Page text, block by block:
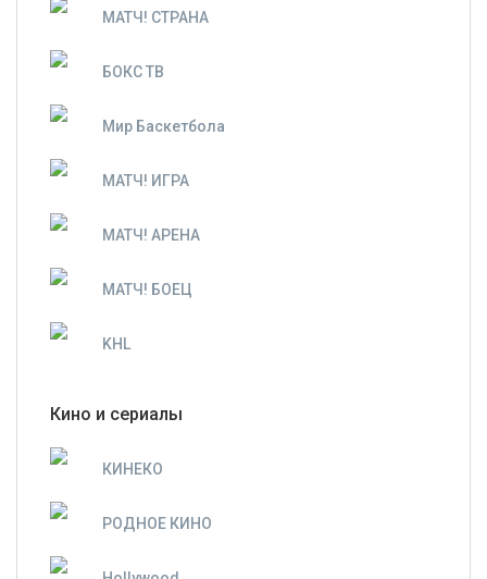
МАТЧ! СТРАНА
БОКС ТВ
Мир Баскетбола
МАТЧ! ИГРА
МАТЧ! АРЕНА
МАТЧ! БОЕЦ
KHL
Кино и сериалы
КИНЕКО
РОДНОЕ КИНО